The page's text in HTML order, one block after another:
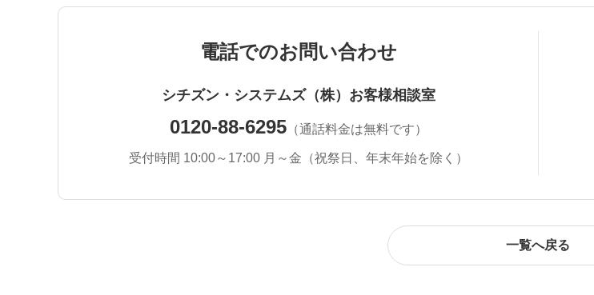
電話でのお問い合わせ
シチズン・システムズ（株） お客様相談室
0120-88-6295（通話料金は無料です）
受付時間 10:00～17:00 月～金 （祝祭日、年末年始を除く）
一覧へ戻る